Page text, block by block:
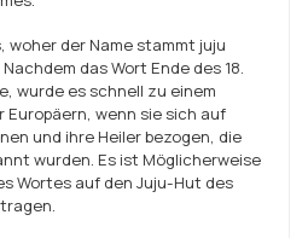
woher der Name stammt juju
das Wort Ende des 18.
wurde es schnell zu einem
wenn sie sich auf
und ihre Heiler bezogen, die
wurden. Es ist Möglicherweise
Wortes auf den Juju-Hut des